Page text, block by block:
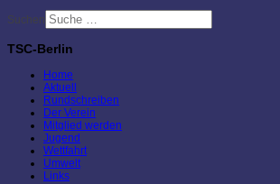
Suchen
TSC-Berlin
Home
Aktuell
Rundschreiben
Der Verein
Mitglied werden
Jugend
Wettfahrt
Umwelt
Links